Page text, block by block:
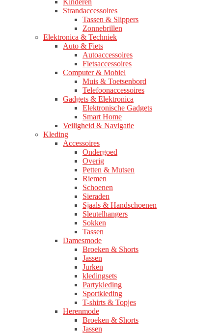
Strandaccessoires
Tassen & Slippers
Zonnebrillen
Elektronica & Techniek
Auto & Fiets
Autoaccessoires
Fietsaccessoires
Computer & Mobiel
Muis & Toetsenbord
Telefoonaccessoires
Gadgets & Elektronica
Elektronische Gadgets
Smart Home
Veiligheid & Navigatie
Kleding
Accessoires
Ondergoed
Overig
Petten & Mutsen
Riemen
Schoenen
Sieraden
Sjaals & Handschoenen
Sleutelhangers
Sokken
Tassen
Damesmode
Broeken & Shorts
Jassen
Jurken
kledingsets
Partykleding
Sportkleding
T-shirts & Topjes
Herenmode
Broeken & Shorts
Jassen